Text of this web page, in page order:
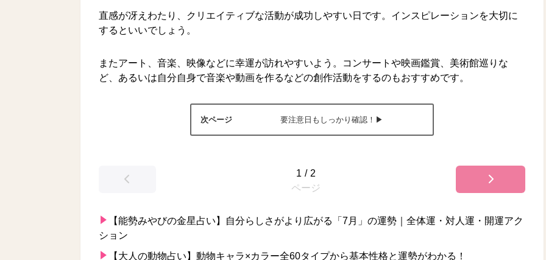
直感が冴えわたり、クリエイティブな活動が成功しやすい日です。インスピレーションを大切に
するといいでしょう。
またアート、音楽、映像などに幸運が訪れやすいよう。コンサートや映画鑑賞、美術館巡りな
ど、あるいは自分自身で音楽や動画を作るなどの創作活動をするのもおすすめです。
要注意日もしっかり確認！▶
1 / 2
ページ
【能勢みやびの金星占い】自分らしさがより広がる「7月」の運勢｜全体運・対人運・開運アク
ション
【大人の動物占い】動物キャラ×カラー全60タイプから基本性格と運勢がわかる！